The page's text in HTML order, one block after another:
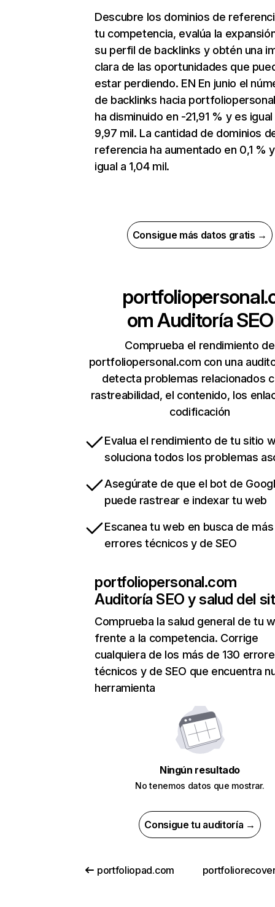
Descubre los dominios de
tu competencia, evalúa la
su perfil de backlinks y obtén una
clara de las oportunidades que
estar perdiendo. EN En junio el
de backlinks hacia
ha disminuido en -21,91 % y es igual
9,97 mil. La cantidad de dominios
referencia ha aumentado en 0,1 %
igual a 1,04 mil.
Consigue más datos gratis →
omAuditoría SEO
Comprueba el rendimiento de
portfoliopersonal.com con una
detecta problemas relacionados
rastreabilidad, el contenido, los
codificación
Evalua el rendimiento de tu sitio
soluciona todos los problemas
Asegúrate de que el bot de
puede rastrear e indexar tu web
Escanea tu web en busca de
errores técnicos y de SEO
portfoliopersonal.com
Auditoría SEO y salud del
Comprueba la salud general de tu
frente a la competencia. Corrige
cualquiera de los más de 130
técnicos y de SEO que encuentra
herramienta
Ningún resultado
No tenemos datos que mostrar.
Consigue tu auditoría →
portfoliopad.com